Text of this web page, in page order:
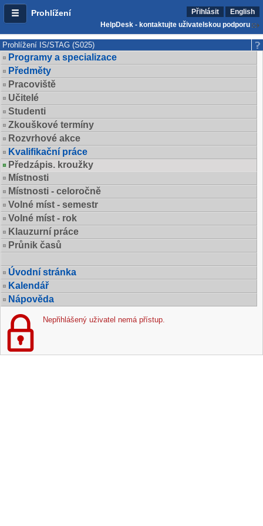
Prohlížení Přihlásit
English
HelpDesk - kontaktujte uživatelskou podporu
Prohlížení IS/STAG (S025)
Programy a specializace
Předměty
Pracoviště
Učitelé
Studenti
Zkouškové termíny
Rozvrhové akce
Kvalifikační práce
Předzápis. kroužky
Místnosti
Místnosti - celoročně
Volné míst - semestr
Volné míst - rok
Klauzurní práce
Průnik časů
Úvodní stránka
Kalendář
Nápověda
Nepřihlášený uživatel nemá přístup.